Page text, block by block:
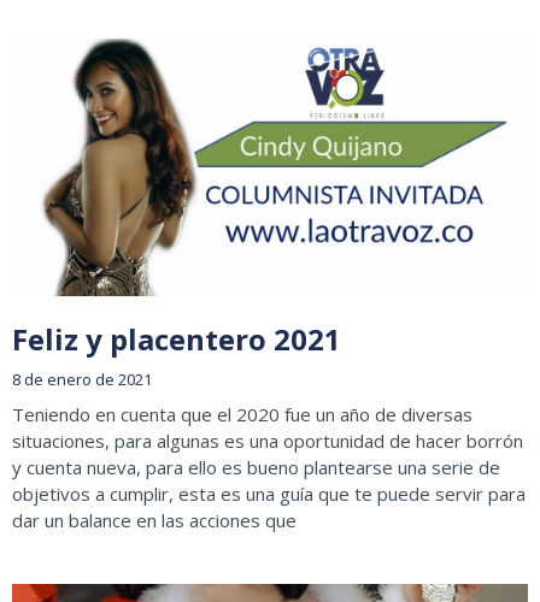
Feliz y placentero 2021
8 de enero de 2021
Teniendo en cuenta que el 2020 fue un año de diversas
situaciones, para algunas es una oportunidad de hacer borrón
y cuenta nueva, para ello es bueno plantearse una serie de
objetivos a cumplir, esta es una guía que te puede servir para
dar un balance en las acciones que